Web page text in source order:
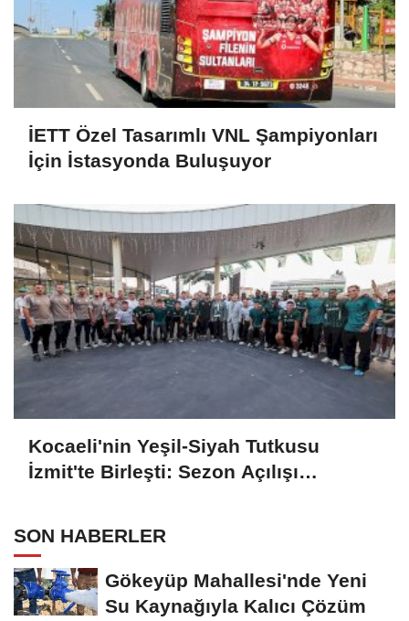
İETT Özel Tasarımlı VNL Şampiyonları
İçin İstasyonda Buluşuyor
Kocaeli'nin Yeşil-Siyah Tutkusu
İzmit'te Birleşti: Sezon Açılışı
SON HABERLER
Gökeyüp Mahallesi'nde Yeni
Su Kaynağıyla Kalıcı Çözüm